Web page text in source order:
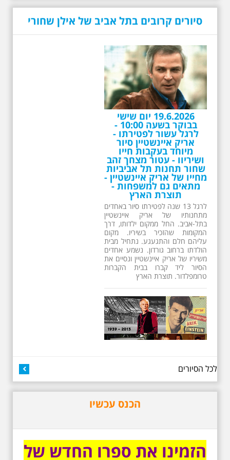
סיורים קרובים בתל אביב של אילן שחורי
תוצרת הארץ
לרגל 13 שנה לפטירתו סיור באחדים
המקומות שהזכיר בשיריו. מקום
עליהם חלם והתגעגע. נתחיל מבית
הולדתו ברחוב גורדון. נשמע אחדים
משיריו של אריק איינשטיין ונסיים את
הסיור ליד קברו בבית הקברות
טרומפלדור. תוצרת הארץ
26.6.2026 - שישי בבוקר
ב 10:00 אריק איינשטיין
סיור מיוחד בעקבות חייו
ושיריו - עטור מצחך זהב
שחור תחנות תל אביביות
מחייו של אריק איינשטיין -
מתאים גם למשפחות -
תוצרת הארץ
13 שנים לפטירתו של זמר ענק. סיור
באחדים מתחנותיו של אריק איינשטיין
בתל-אביב. החל ממקום ילדותו, דרך
המקומות שהזכיר בשיריו. מקום
עליהם חלם והתגעגע. נתחיל מבית
הולדתו ברחוב גורדון. נשמע אחדים
משיריו של אריק איינשטיין ונסיים את
הסיור ליד קברו בבית הקברות
טרומפלדור. תוצרת הארץ
לפטירתו. סיור מיוחד
בעקבות חייו ושיריו -
לכל הסיורים
הכנס עכשיו
הזמינו את ספרו החדש של